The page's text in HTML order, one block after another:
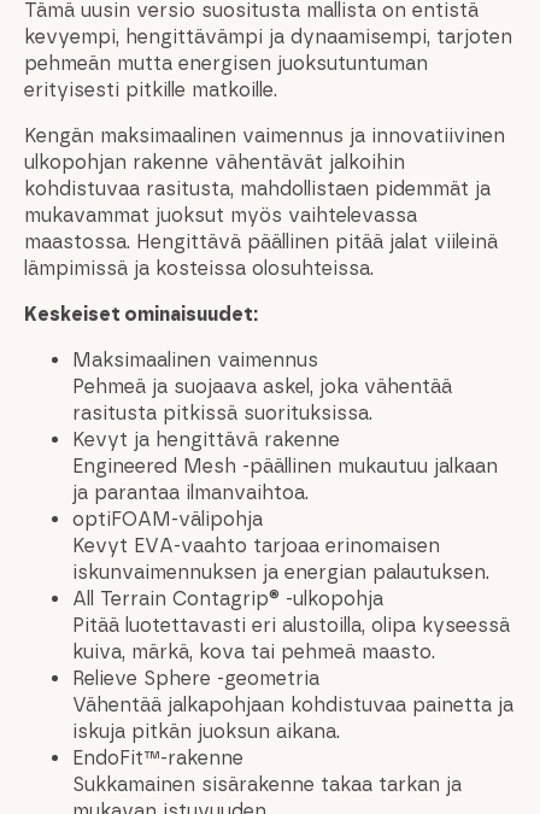
Tämä uusin versio suositusta mallista on entistä
kevyempi, hengittävämpi ja dynaamisempi, tarjoten
pehmeän mutta energisen juoksutuntuman
erityisesti pitkille matkoille.
Kengän maksimaalinen vaimennus ja innovatiivinen
ulkopohjan rakenne vähentävät jalkoihin
kohdistuvaa rasitusta, mahdollistaen pidemmät ja
mukavammat juoksut myös vaihtelevassa
maastossa. Hengittävä päällinen pitää jalat viileinä
lämpimissä ja kosteissa olosuhteissa.
Keskeiset ominaisuudet:
Maksimaalinen vaimennus
Pehmeä ja suojaava askel, joka vähentää
rasitusta pitkissä suorituksissa.
Kevyt ja hengittävä rakenne
Engineered Mesh -päällinen mukautuu jalkaan
ja parantaa ilmanvaihtoa.
optiFOAM-välipohja
Kevyt EVA-vaahto tarjoaa erinomaisen
iskunvaimennuksen ja energian palautuksen.
All Terrain Contagrip® -ulkopohja
Pitää luotettavasti eri alustoilla, olipa kyseessä
kuiva, märkä, kova tai pehmeä maasto.
Relieve Sphere -geometria
Vähentää jalkapohjaan kohdistuvaa painetta ja
iskuja pitkän juoksun aikana.
EndoFit™-rakenne
Sukkamainen sisärakenne takaa tarkan ja